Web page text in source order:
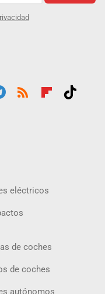
eléctricos
de coches
de coches
autónomos